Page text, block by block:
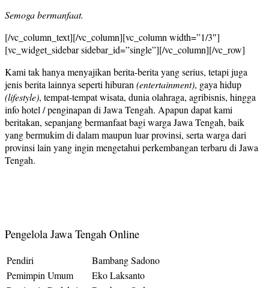
Semoga bermanfaat.
[/vc_column_text][/vc_column][vc_column width=”1/3″]
[vc_widget_sidebar sidebar_id=”single”][/vc_column][/vc_row]
Kami tak hanya menyajikan berita-berita yang serius, tetapi juga
jenis berita lainnya seperti hiburan(entertainment), gaya hidup
(lifestyle), tempat-tempat wisata, dunia olahraga, agribisnis, hingga
info hotel / penginapan di Jawa Tengah. Apapun dapat kami
beritakan, sepanjang bermanfaat bagi warga Jawa Tengah, baik
yang bermukim di dalam maupun luar provinsi, serta warga dari
provinsi lain yang ingin mengetahui perkembangan terbaru di Jawa
Tengah.
Pengelola Jawa Tengah Online
Pendiri
Bambang Sadono
Pemimpin Umum
Eko Laksanto